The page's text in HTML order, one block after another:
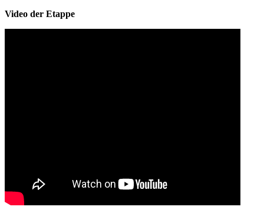
Video der Etappe